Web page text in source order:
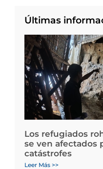
Últimas
Los refugiados
se ven afectados
catástrofes
Leer Más >>